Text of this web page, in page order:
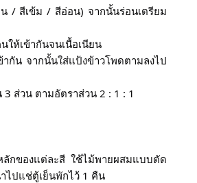
/ สีเข้ม / สีอ่อน) จากนั้นร่อนเตรียม
ให้เข้ากันจนเนื้อเนียน
กัน จากนั้นใส่แป้งข้าวโพดตามลงไป
ส่วน ตามอัตราส่วน 2 : 1 : 1
กของแต่ละสี ใช้ไม้พายผสมแบบตัด
ไปแช่ตู้เย็นพักไว้ 1 คืน